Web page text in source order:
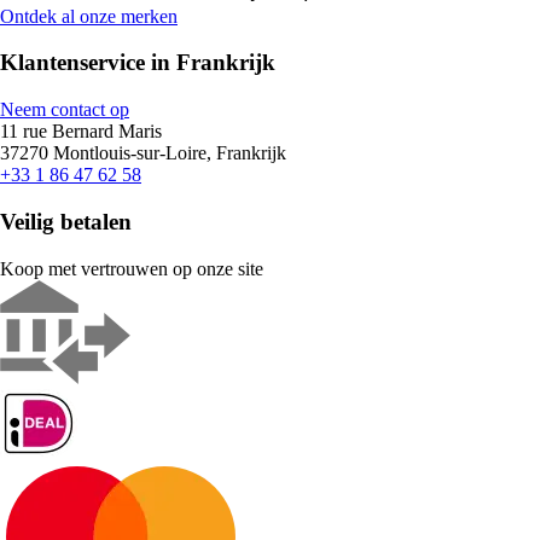
Ontdek al onze merken
Klantenservice in Frankrijk
Neem contact op
11 rue Bernard Maris
37270 Montlouis-sur-Loire, Frankrijk
+33 1 86 47 62 58
Veilig betalen
Koop met vertrouwen op onze site